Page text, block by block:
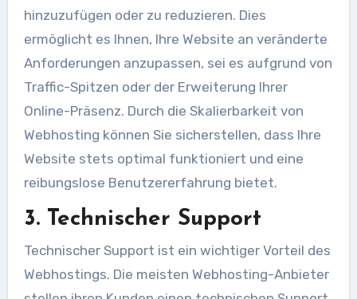
hinzuzufügen oder zu reduzieren. Dies
ermöglicht es Ihnen, Ihre Website an veränderte
Anforderungen anzupassen, sei es aufgrund von
Traffic-Spitzen oder der Erweiterung Ihrer
Online-Präsenz. Durch die Skalierbarkeit von
Webhosting können Sie sicherstellen, dass Ihre
Website stets optimal funktioniert und eine
reibungslose Benutzererfahrung bietet.
3. Technischer Support
Technischer Support ist ein wichtiger Vorteil des
Webhostings. Die meisten Webhosting-Anbieter